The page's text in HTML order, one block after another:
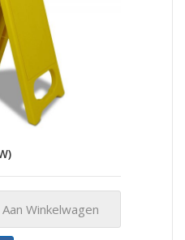
Winkelwagen